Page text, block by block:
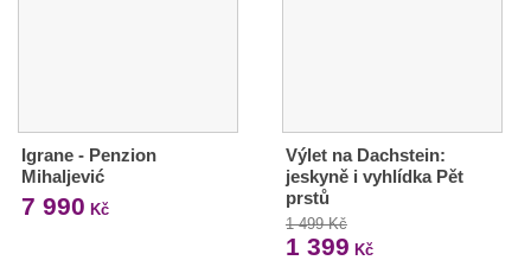
Igrane - Penzion
Mihaljević
7 990 Kč
Výlet na Dachstein:
jeskyně i vyhlídka Pět
prstů
1 499 Kč
1 399 Kč